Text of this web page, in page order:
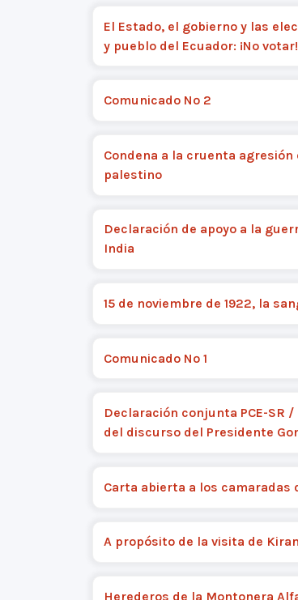
El Estado, el gobierno y las
y pueblo del Ecuador: ¡No votar!
Comunicado Nº 2
Condena a la cruenta
palestino
Declaración de apoyo a la
India
15 de noviembre de 1922, la
Comunicado Nº 1
Declaración conjunta PCE-SR /
del discurso del Presidente
Carta abierta a los camaradas
A propósito de la visita de
Herederos de la Montonera